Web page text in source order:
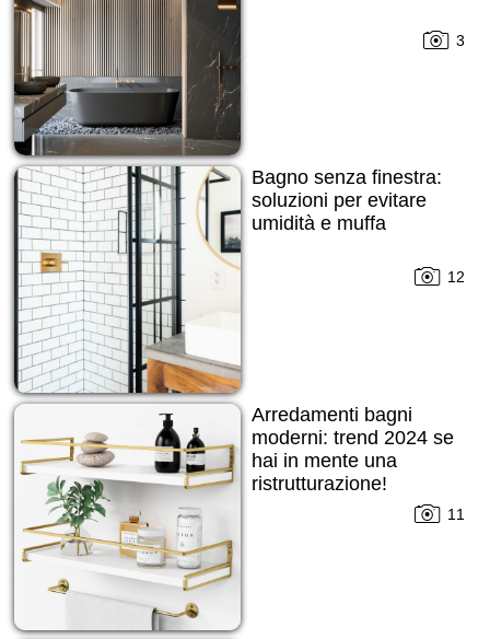
3
Bagno senza finestra:
soluzioni per evitare
umidità e muffa
12
Arredamenti bagni
moderni: trend 2024 se
hai in mente una
ristrutturazione!
11